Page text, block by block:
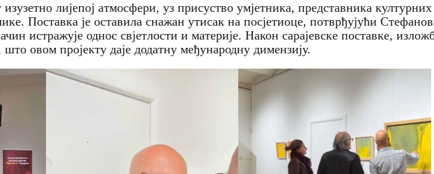
лијепој атмосфери, уз присуство умјетника, представника културних
Поставка је оставила снажан утисак на посјетиоце, потврђујући
истражује однос свјетлости и материје. Након сарајевске поставке,
овом пројекту даје додатну међународну димензију.